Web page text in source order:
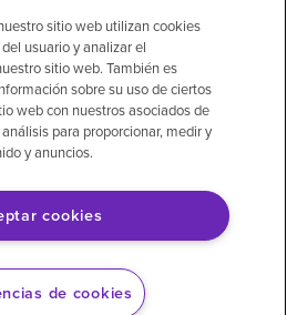
de precios
Health Corporation
de cookies
con la ayuda de
La versión en inglés
sitio web utilizan cookies
usuario y analizar el
sitio web. También es
sobre su uso de ciertos
web con nuestros asociados de
para proporcionar, medir y
y anuncios.
cookies
de cookies